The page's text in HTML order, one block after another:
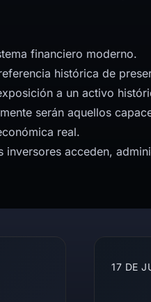
financiero moderno.
histórica de
a un activo
serán aquellos
real.
acceden,
17 DE